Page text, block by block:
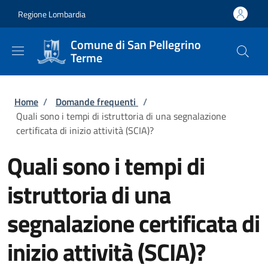
Regione Lombardia
Comune di San Pellegrino
Terme
Briciole di pane
Home / Domande frequenti /
Quali sono i tempi di istruttoria di una segnalazione
certificata di inizio attività (SCIA)?
Quali sono i tempi di
istruttoria di una
segnalazione certificata di
inizio attività (SCIA)?